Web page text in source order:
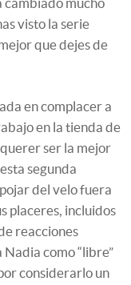
visto la serie
que dejes de
en complacer a
en la tienda de
ser la mejor
segunda
del velo fuera
placeres, incluidos
reacciones
como “libre”
considerarlo un